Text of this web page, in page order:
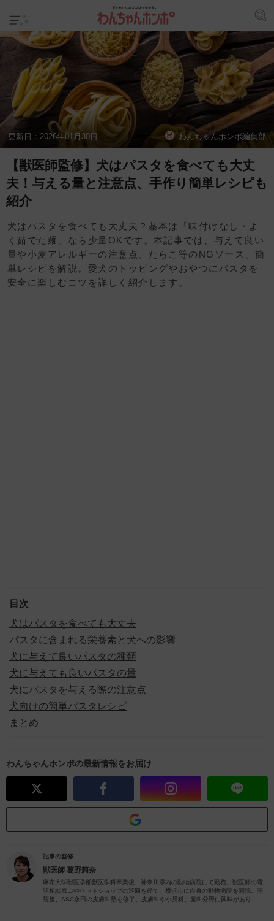
更新日： 2026年01月30日 わんちゃんホンポ編集部
【獣医師監修】犬はパスタを食べても大丈
夫！与える量と注意点、手作り簡単レシピも
紹介
犬はパスタを食べても大丈夫？基本は「味付けなし・よ
く茹でた麺」なら少量OKです。本記事では、与えて良い
量や小麦アレルギーの注意点、たらこ等のNGソース、簡
単レシピを解説。愛犬のトッピングやおやつにパスタを
安全に楽しむコツを詳しく紹介します。
目次
犬はパスタを食べても大丈夫
パスタに含まれる栄養素と犬への影響
犬に与えて良いパスタの種類
犬に与えても良いパスタの量
犬にパスタを与える際の注意点
犬向けの簡単パスタレシピ
まとめ
わんちゃんホンポの最新情報をお届け
記事の監修
獣医師 葛野莉奈
麻布大学獣医学部獣医学科卒業後、神奈川県内の動物病院にて勤務。獣医師の電
話相談窓口やペットショップの巡回を経て、横浜市に自身の動物病院を開院。開
院後、ASC永田の皮膚科塾を修了。皮膚科や小児科、産科分野に興味があり、